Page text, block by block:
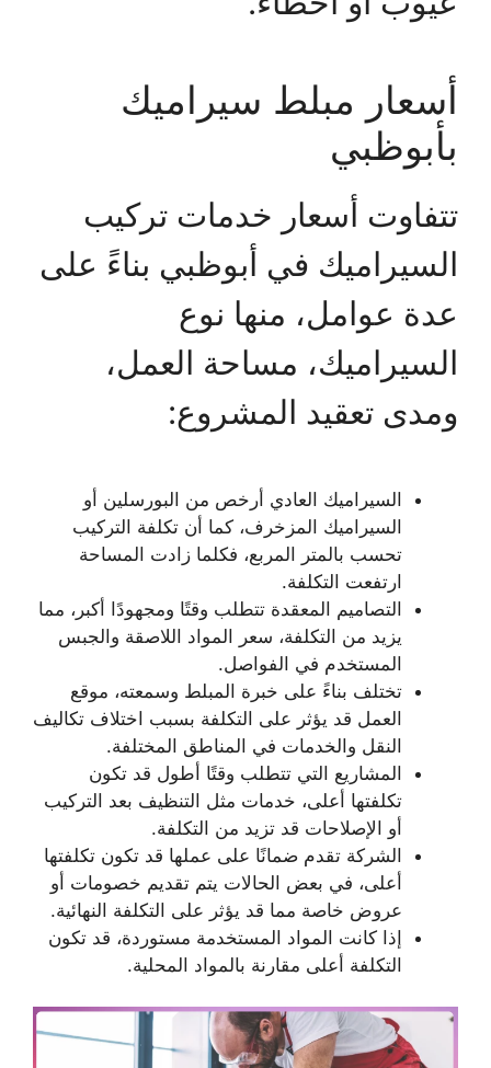
أسعار مبلط سيراميك
بأبوظبي
تتفاوت أسعار خدمات تركيب
السيراميك في أبوظبي بناءً على
عدة عوامل، منها نوع
السيراميك، مساحة العمل،
ومدى تعقيد المشروع:
السيراميك العادي أرخص من البورسلين أو
السيراميك المزخرف، كما أن تكلفة التركيب
تحسب بالمتر المربع، فكلما زادت المساحة
ارتفعت التكلفة.
التصاميم المعقدة تتطلب وقتًا ومجهودًا أكبر، مما
يزيد من التكلفة، سعر المواد اللاصقة والجبس
المستخدم في الفواصل.
تختلف بناءً على خبرة المبلط وسمعته، موقع
العمل قد يؤثر على التكلفة بسبب اختلاف تكاليف
النقل والخدمات في المناطق المختلفة.
المشاريع التي تتطلب وقتًا أطول قد تكون
تكلفتها أعلى، خدمات مثل التنظيف بعد التركيب
أو الإصلاحات قد تزيد من التكلفة.
الشركة تقدم ضمانًا على عملها قد تكون تكلفتها
أعلى، في بعض الحالات يتم تقديم خصومات أو
عروض خاصة مما قد يؤثر على التكلفة النهائية.
إذا كانت المواد المستخدمة مستوردة، قد تكون
التكلفة أعلى مقارنة بالمواد المحلية.